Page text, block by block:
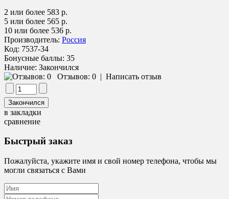
2 или более 583 р.
5 или более 565 р.
10 или более 536 р.
Производитель: Россия
Код: 7537-34
Бонусные баллы: 35
Наличие: Закончился
Отзывов: 0 | Написать отзыв
в закладки
сравнение
Быстрый заказ
Пожалуйста, укажите имя и свой номер телефона, чтобы мы
могли связаться с Вами